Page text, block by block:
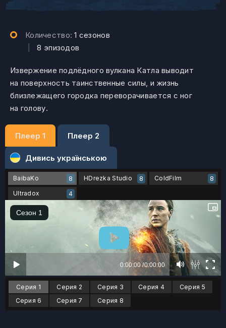
Количество:1 сезонов
|8 эпизодов
Извержение подлёдного вулкана Катла выводит
на поверхность таинственные силы, и жизнь
близлежащего городка переворачивается с ног
на голову.
Плеер 1 Плеер 2
Дивись українською
BaibaKo 8 HDrezka Studio 8 ColdFilm
8
Ultradox
4
Серия 1 Серия 2 Серия 3 Серия 4
Серия 5
Серия 6
Серия 7 Серия 8